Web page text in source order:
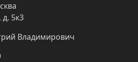
5к3
Владимирович